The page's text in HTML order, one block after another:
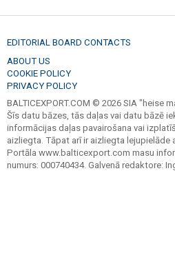
EDITORIAL BOARD CONTACTS
ABOUT US
COOKIE POLICY
PRIVACY POLICY
BALTICEXPORT.COM © 2026 SIA "heise
Šīs datu bāzes, tās daļas vai datu bāzē
informācijas daļas pavairošana vai
aizliegta. Tāpat arī ir aizliegta lejupielāde
Portāla www.balticexport.com masu
numurs: 000740434. Galvenā redaktore: